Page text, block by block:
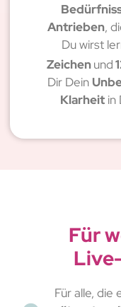
Antrieben,
Du wirst
Zeichenund
Dir Dein
Klarheitin
Für
Für alle, die